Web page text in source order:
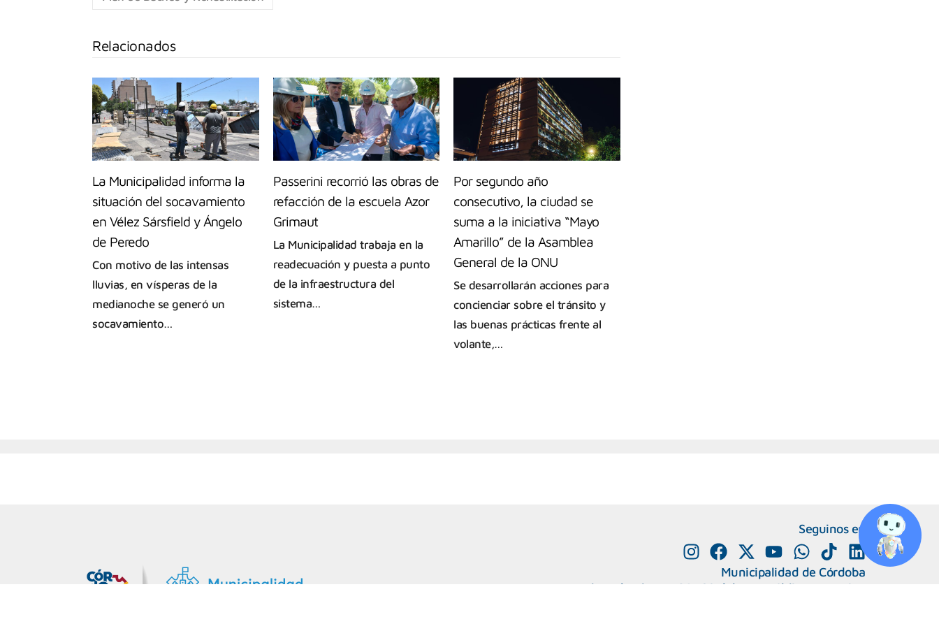
Relacionados
La Municipalidad informa la
situación del socavamiento
en Vélez Sársfield y Ángelo
de Peredo
Con motivo de las intensas
lluvias, en vísperas de la
medianoche se generó un
socavamiento…
Passerini recorrió las obras de
refacción de la escuela Azor
Grimaut
La Municipalidad trabaja en la
readecuación y puesta a punto
de la infraestructura del
sistema…
Por segundo año
consecutivo, la ciudad se
suma a la iniciativa “Mayo
Amarillo” de la Asamblea
General de la ONU
Se desarrollarán acciones para
concienciar sobre el tránsito y
las buenas prácticas frente al
volante,…
Seguinos en
Municipalidad de Córdoba
Marcelo T. de Alvear 120, Córdoba. República Argentina